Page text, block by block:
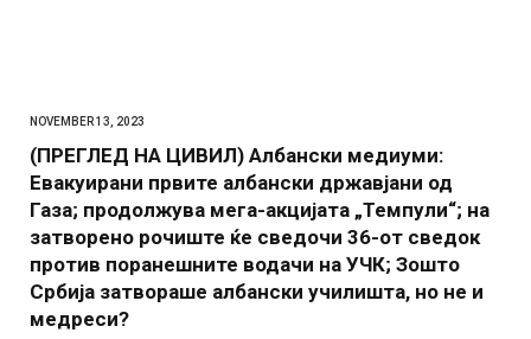
NOVEMBER 13, 2023
(ПРЕГЛЕД НА ЦИВИЛ) Албански медиуми:
Евакуирани првите албански државјани од
Газа; продолжува мега-акцијата „Темпули“; на
затворено рочиште ќе сведочи 36-от сведок
против поранешните водачи на УЧК; Зошто
Србија затвораше албански училишта, но не и
медреси?